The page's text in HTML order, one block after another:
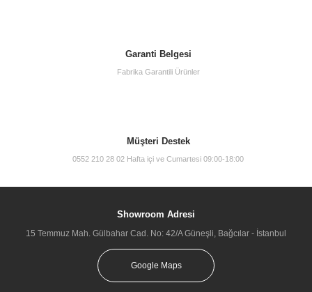
Garanti Belgesi
Fabrika Garantili Ürünler
Müşteri Destek
0552 210 28 02 Hafta içi ve Cumartesi 09:00-18:00
Showroom Adresi
15 Temmuz Mah. Gülbahar Cad. No: 42/A Güneşli, Bağcılar - İstanbul
Google Maps